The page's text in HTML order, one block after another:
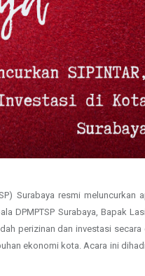
Surabaya resmi meluncurkan
DPMPTSP Surabaya, Bapak
perizinan dan investasi secara
ekonomi kota. Acara ini